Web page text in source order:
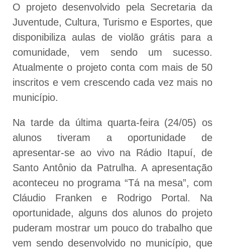
O projeto desenvolvido pela Secretaria da
Juventude, Cultura, Turismo e Esportes, que
disponibiliza aulas de violão grátis para a
comunidade, vem sendo um sucesso.
Atualmente o projeto conta com mais de 50
inscritos e vem crescendo cada vez mais no
município.
Na tarde da última quarta-feira (24/05) os
alunos tiveram a oportunidade de
apresentar-se ao vivo na Rádio Itapuí, de
Santo Antônio da Patrulha. A apresentação
aconteceu no programa “Tá na mesa”, com
Cláudio Franken e Rodrigo Portal. Na
oportunidade, alguns dos alunos do projeto
puderam mostrar um pouco do trabalho que
vem sendo desenvolvido no município, que